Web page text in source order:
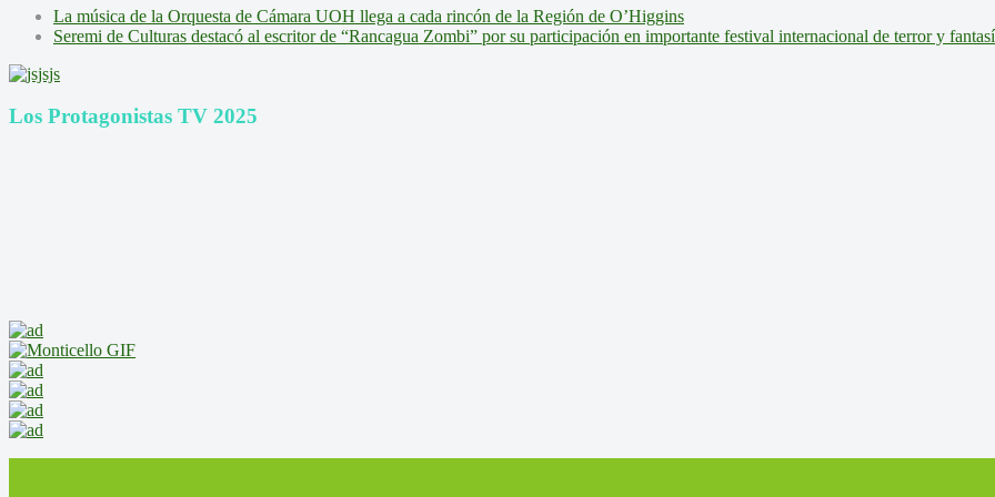
La música de la Orquesta de Cámara UOH llega a cada rincón de la Región de O’Higgins
Seremi de Culturas destacó al escritor de “Rancagua Zombi” por su participación en importante festival internacional de terror y
Los Protagonistas TV 2025